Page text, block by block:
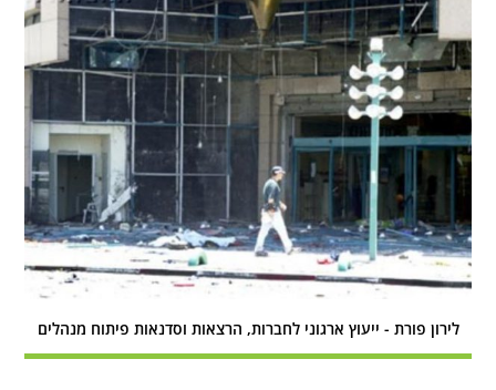
לירון פורת - ייעוץ ארגוני לחברות, הרצאות וסדנאות פיתוח מנהלים